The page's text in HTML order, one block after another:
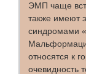
ЭМП чаще
также имеют
синдромами
относятся к
очевидность